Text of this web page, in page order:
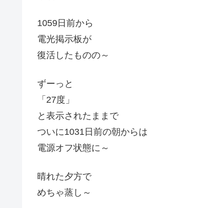
1059日前から
電光掲示板が
復活したものの～
ずーっと
「27度」
と表示されたままで
ついに1031日前の朝からは
電源オフ状態に～
晴れた夕方で
めちゃ蒸し～